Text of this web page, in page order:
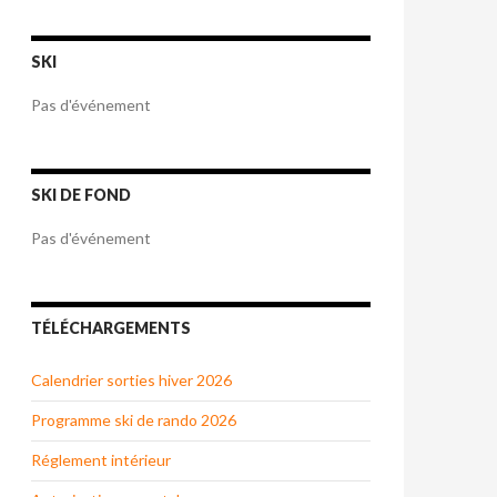
SKI
Pas d'événement
SKI DE FOND
Pas d'événement
TÉLÉCHARGEMENTS
Calendrier sorties hiver 2026
Programme ski de rando 2026
Réglement intérieur